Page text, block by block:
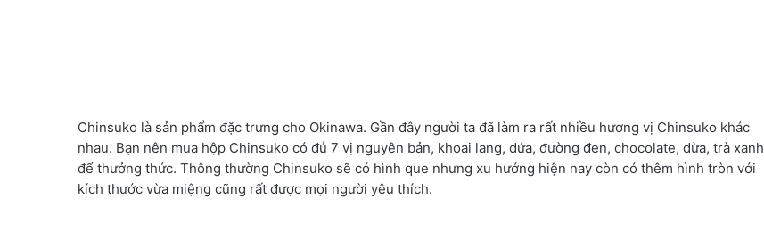
Chinsuko là sản phẩm đặc trưng cho Okinawa. Gần đây người ta đã làm ra rất nhiều hương vị Chinsuko khác
nhau. Bạn nên mua hộp Chinsuko có đủ 7 vị nguyên bản, khoai lang, dứa, đường đen, chocolate, dừa, trà xanh
để thưởng thức. Thông thường Chinsuko sẽ có hình que nhưng xu hướng hiện nay còn có thêm hình tròn với
kích thước vừa miệng cũng rất được mọi người yêu thích.